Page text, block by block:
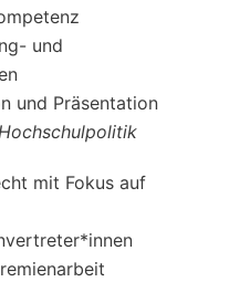
und
und Präsentation
mit Fokus auf